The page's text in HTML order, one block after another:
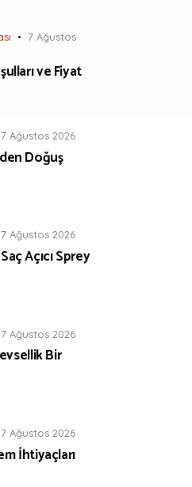
7 Ağustos
ve Fiyat
7 Ağustos 2026
Doğuş
7 Ağustos 2026
Açıcı Sprey
7 Ağustos 2026
Bir
7 Ağustos 2026
İhtiyaçları